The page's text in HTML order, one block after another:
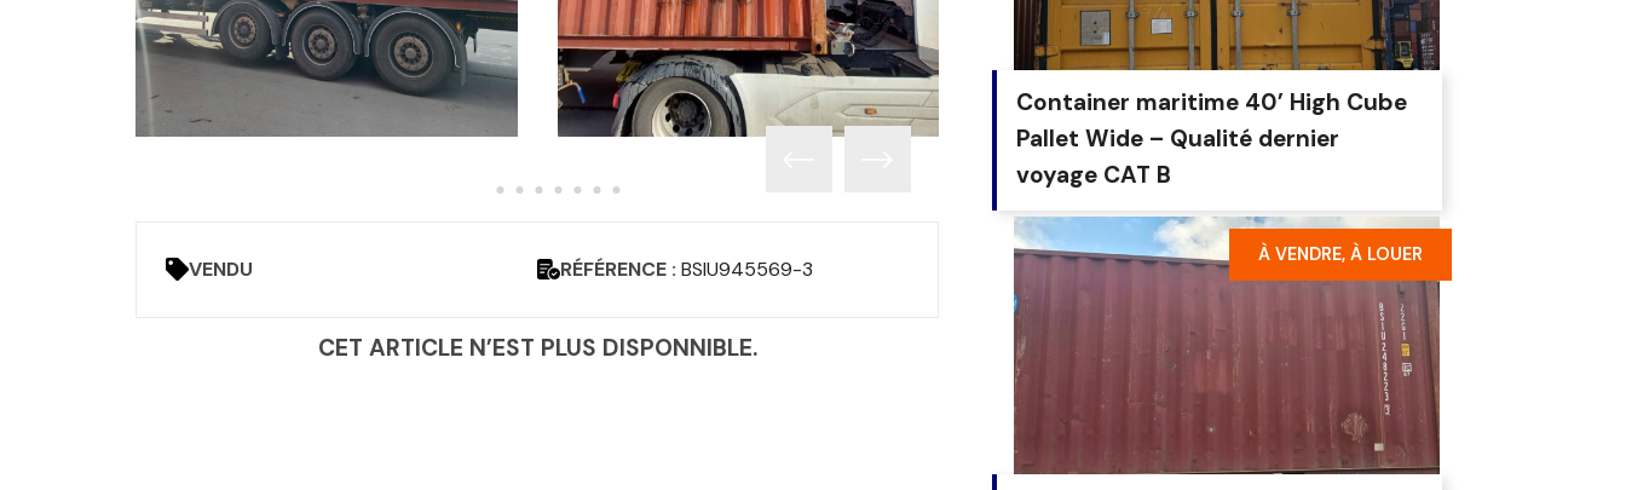
VENDU RÉFÉRENCE :BSIU945569-3
CET ARTICLE N’EST PLUS DISPONNIBLE.
Container maritime 40’ High Cube
Pallet Wide – Qualité dernier
voyage CAT B
À VENDRE, À LOUER